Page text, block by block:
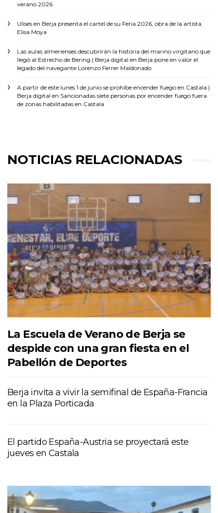
verano 2026
Ulises en Berja presenta el cartel de su Feria 2026, obra de la artista
Elisa Moya
Las aulas almerienses descubrirán la historia del marino virgitano que
llegó al Estrecho de Bering | Berja digital en Berja pone en valor el
legado del navegante Lorenzo Ferrer Maldonado
A partir de este lunes 1 de junio se prohíbe encender fuego en Castala |
Berja digital en Sancionadas siete personas por encender fuego fuera
de zonas habilitadas en Castala
NOTICIAS RELACIONADAS
La Escuela de Verano de Berja se
despide con una gran fiesta en el
Pabellón de Deportes
Berja invita a vivir la semifinal de España-Francia
en la Plaza Porticada
El partido España-Austria se proyectará este
jueves en Castala